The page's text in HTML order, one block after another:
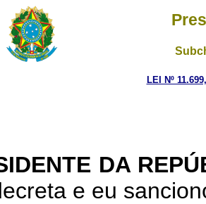
LEI Nº
DA
e eu